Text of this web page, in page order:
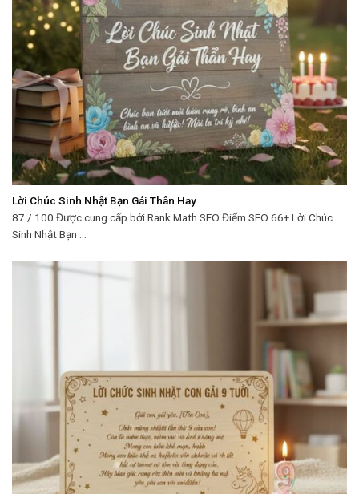
Lời Chúc Sinh Nhật Bạn Gái Thân Hay
87 / 100 Được cung cấp bởi Rank Math SEO Điểm SEO 66+ Lời Chúc
Sinh Nhật Bạn ...